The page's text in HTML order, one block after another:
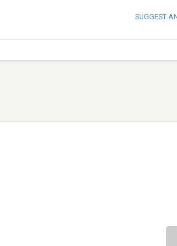
SUGGEST